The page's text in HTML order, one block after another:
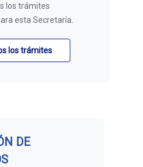
los trámites
esta Secretaría.
los trámites
DE